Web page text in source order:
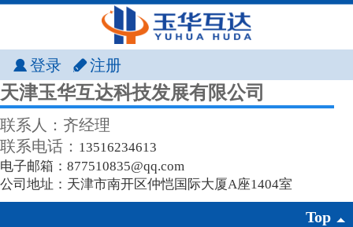
登录 注册
天津玉华互达科技发展有限公司
联系人：齐经理
联系电话： 13516234613
电子邮箱： 877510835@qq.com
公司地址：天津市南开区仲恺国际大厦A座1404室
Top